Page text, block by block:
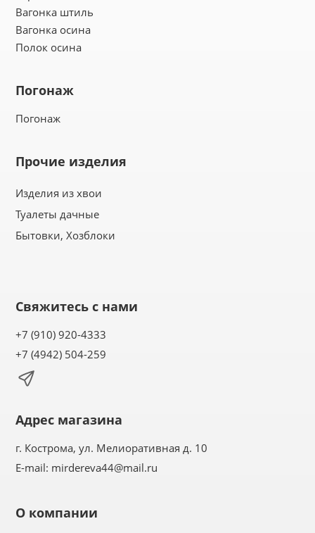
Вагонка штиль
Вагонка осина
Полок осина
Погонаж
Погонаж
Прочие изделия
Изделия из хвои
Туалеты дачные
Бытовки, Хозблоки
Свяжитесь с нами
+7 (910) 920-4333
+7 (4942) 504-259
Адрес магазина
г. Кострома, ул. Мелиоративная д. 10
E-mail: mirdereva44@mail.ru
О компании